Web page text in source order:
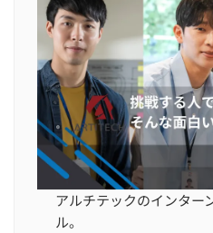
アルチテックのインター
ル。